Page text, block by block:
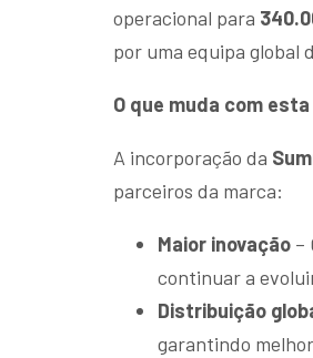
operacional para
por uma equipa global
O que muda com
A incorporação da
parceiros da marca:
Maior inovação –
continuar a
Distribuição
garantindo